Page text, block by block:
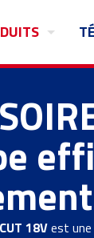
18Vest une